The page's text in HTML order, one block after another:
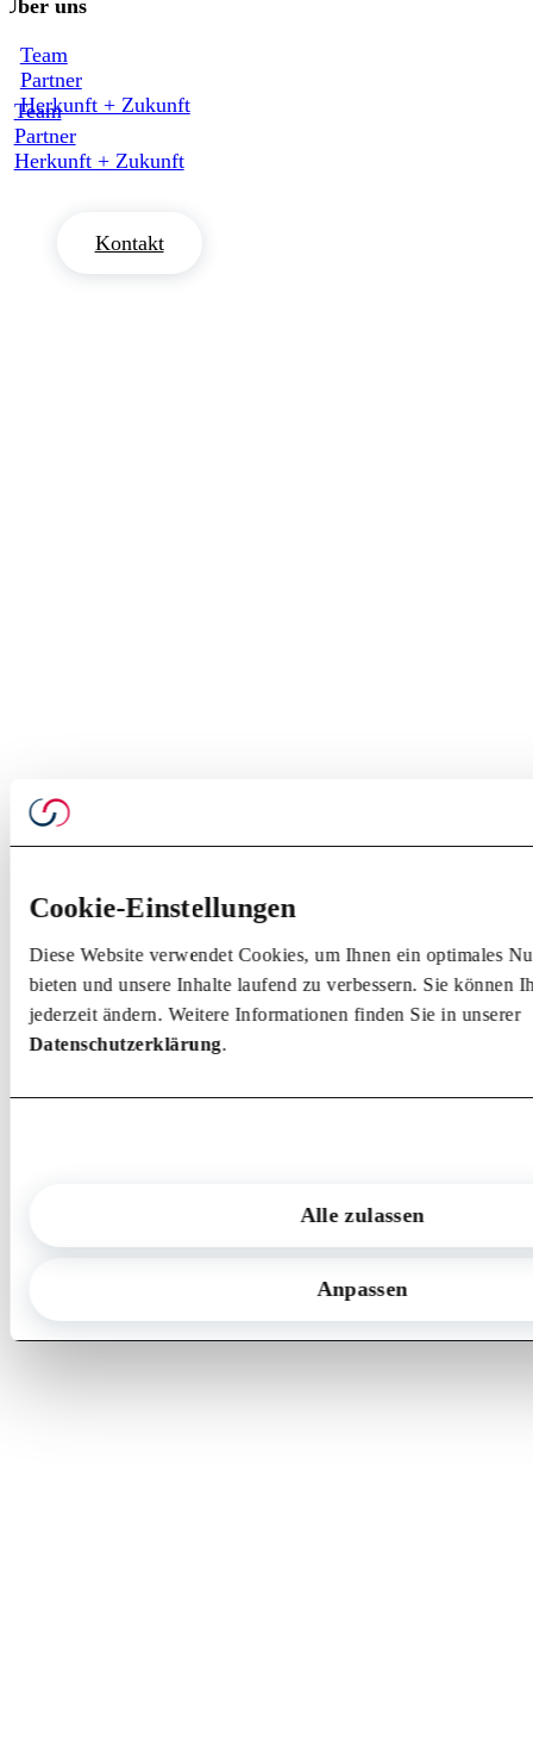
Cookie-Einstellungen
Diese Website verwendet Cookies, um Ihnen ein optimales
bieten und unsere Inhalte laufend zu verbessern. Sie können
jederzeit ändern. Weitere Informationen finden Sie in unserer
Datenschutzerklärung.
Alle zulassen
Anpassen
Über uns
Team
Partner
Herkunft + Zukunft
Team
Partner
Herkunft + Zukunft
Kontakt